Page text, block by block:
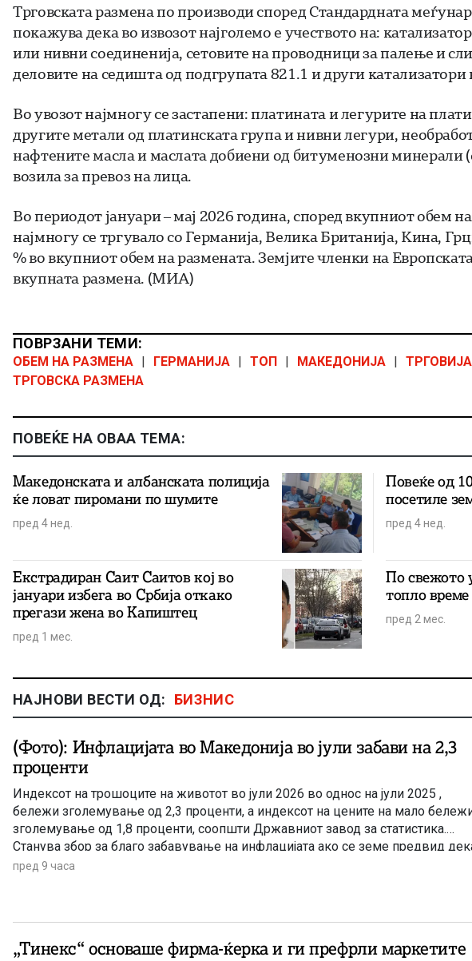
Трговската размена по производи според Стандардната
покажува дека во извозот најголемо е учеството на:
или нивни соединенија, сетовите на проводници за палење и
деловите на седишта од подгрупата 821.1 и други катализатори
Во увозот најмногу се застапени: платината и легурите на
другите метали од платинската група и нивни легури,
нафтените масла и маслата добиени од битуменозни минерали
возила за превоз на лица.
Во периодот јануари – мај 2026 година, според вкупниот обем
најмногу се тргувало со Германија, Велика Британија, Кина,
% во вкупниот обем на размената. Земјите членки на
вкупната размена. (МИА)
ПОВРЗАНИ ТЕМИ:
ОБЕМ НА РАЗМЕНА | ГЕРМАНИЈА | ТОП | МАКЕДОНИЈА | ТРГОВИЈА
ТРГОВСКА РАЗМЕНА
ПОВЕЌЕ НА ОВАА ТЕМА:
Македонската и албанската полиција
ќе ловат пиромани по шумите
пред 4 нед.
Повеќе од
посетиле
пред 4 нед.
Екстрадиран Саит Саитов кој во
јануари избега во Србија откако
прегази жена во Капиштец
пред 1 мес.
По свежото
топло
пред 2 мес.
НАЈНОВИ ВЕСТИ ОД: БИЗНИС
(Фото): Инфлацијата во Македонија во јули забави на 2,3
проценти
Индексот на трошоците на животот во јули 2026 во однос на јули 2025 ,
бележи зголемување од 2,3 проценти, а индексот на цените на мало
зголемување од 1,8 проценти, соопшти Државниот завод за статистика.
Станува збор за благо забавување на инфлацијата ако се земе предвид
во јуни годишната стапка на инфлација изнесуваше 3,4 проценти.
пред 9 часа
„Тинекс“ основаше фирма-ќерка и ги префрли маркетите